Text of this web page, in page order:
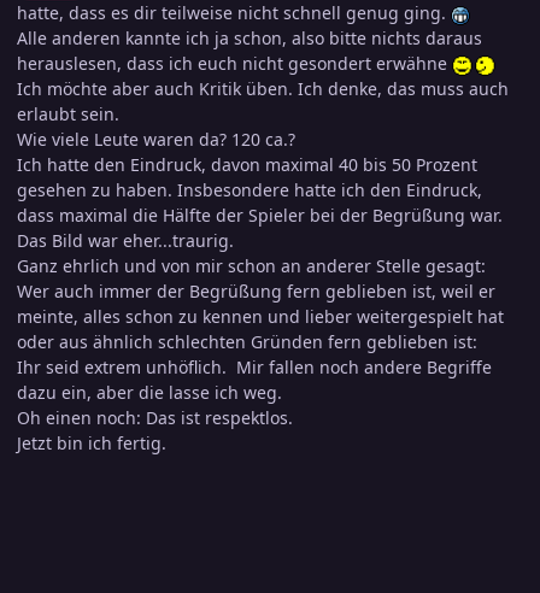
hatte, dass es dir teilweise nicht schnell genug ging.
Alle anderen kannte ich ja schon, also bitte nichts daraus
herauslesen, dass ich euch nicht gesondert erwähne
Ich möchte aber auch Kritik üben. Ich denke, das muss auch
erlaubt sein.
Wie viele Leute waren da? 120 ca.?
Ich hatte den Eindruck, davon maximal 40 bis 50 Prozent
gesehen zu haben. Insbesondere hatte ich den Eindruck,
dass maximal die Hälfte der Spieler bei der Begrüßung war.
Das Bild war eher...traurig.
Ganz ehrlich und von mir schon an anderer Stelle gesagt:
Wer auch immer der Begrüßung fern geblieben ist, weil er
meinte, alles schon zu kennen und lieber weitergespielt hat
oder aus ähnlich schlechten Gründen fern geblieben ist:
Ihr seid extrem unhöflich. Mir fallen noch andere Begriffe
dazu ein, aber die lasse ich weg.
Oh einen noch: Das ist respektlos.
Jetzt bin ich fertig.